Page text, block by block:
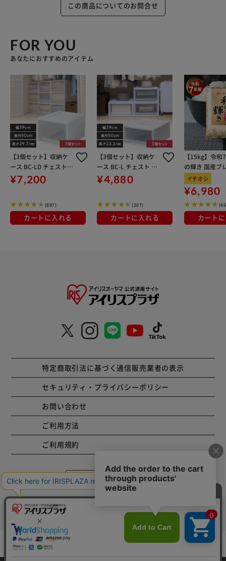
この商品についてのお問合せ
FOR YOU
あなたにおすすめのアイテム
【3個セット】収納ケ
ース BC-LD チェスト
ホワイト／クリア 深型
¥7,200
(897)
カートに入れる
【3個セット】収納ケ
ース BC-L チェスト ホ
ワイト／クリア 浅型
¥4,880
(207)
カートに入れる
【15kg】令和
の輝き 国産ブ
kg×3袋
イチオシ
¥6,980
カート
特定商取引法に基づく通信販売業者の表示
セキュリティ・プライバシーポリシー
お問い合わせ
ご利用方法
ご利用規約
コーポレートサイト
Copyright © 2001 IRISPLAZA. ALL Rights Reserved.